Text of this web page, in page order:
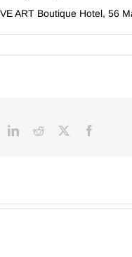
ART Boutique Hotel, 56
Facebook
X
Reddit